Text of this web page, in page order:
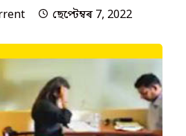
ছেপ্টেম্বৰ 7, 2022